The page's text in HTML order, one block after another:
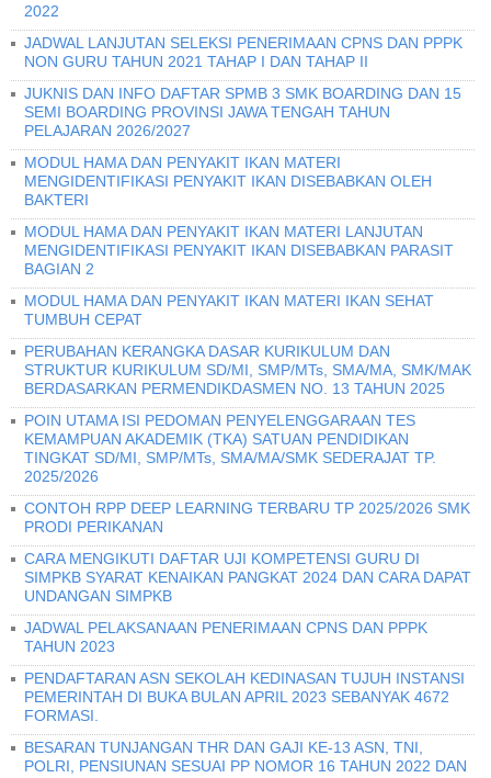
2022
JADWAL LANJUTAN SELEKSI PENERIMAAN CPNS DAN PPPK
NON GURU TAHUN 2021 TAHAP I DAN TAHAP II
JUKNIS DAN INFO DAFTAR SPMB 3 SMK BOARDING DAN 15
SEMI BOARDING PROVINSI JAWA TENGAH TAHUN
PELAJARAN 2026/2027
MODUL HAMA DAN PENYAKIT IKAN MATERI
MENGIDENTIFIKASI PENYAKIT IKAN DISEBABKAN OLEH
BAKTERI
MODUL HAMA DAN PENYAKIT IKAN MATERI LANJUTAN
MENGIDENTIFIKASI PENYAKIT IKAN DISEBABKAN PARASIT
BAGIAN 2
MODUL HAMA DAN PENYAKIT IKAN MATERI IKAN SEHAT
TUMBUH CEPAT
PERUBAHAN KERANGKA DASAR KURIKULUM DAN
STRUKTUR KURIKULUM SD/MI, SMP/MTs, SMA/MA, SMK/MAK
BERDASARKAN PERMENDIKDASMEN NO. 13 TAHUN 2025
POIN UTAMA ISI PEDOMAN PENYELENGGARAAN TES
KEMAMPUAN AKADEMIK (TKA) SATUAN PENDIDIKAN
TINGKAT SD/MI, SMP/MTs, SMA/MA/SMK SEDERAJAT TP.
2025/2026
CONTOH RPP DEEP LEARNING TERBARU TP 2025/2026 SMK
PRODI PERIKANAN
CARA MENGIKUTI DAFTAR UJI KOMPETENSI GURU DI
SIMPKB SYARAT KENAIKAN PANGKAT 2024 DAN CARA DAPAT
UNDANGAN SIMPKB
JADWAL PELAKSANAAN PENERIMAAN CPNS DAN PPPK
TAHUN 2023
PENDAFTARAN ASN SEKOLAH KEDINASAN TUJUH INSTANSI
PEMERINTAH DI BUKA BULAN APRIL 2023 SEBANYAK 4672
FORMASI.
BESARAN TUNJANGAN THR DAN GAJI KE-13 ASN, TNI,
POLRI, PENSIUNAN SESUAI PP NOMOR 16 TAHUN 2022 DAN